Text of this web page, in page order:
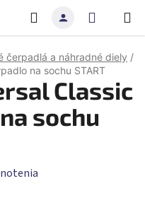
Hľadať
KOŠÍK
čerpadlá a náhradné diely /
na sochu START
Classic
sochu